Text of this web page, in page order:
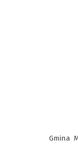
Gmina